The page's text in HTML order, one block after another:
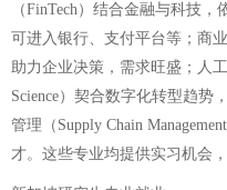
（FinTech）结合金融与科技
可进入银行、支付平台等；商
助力企业决策，需求旺盛；人
Science）契合数字化转型趋势
管理（Supply Chain
才。这些专业均提供实习机会